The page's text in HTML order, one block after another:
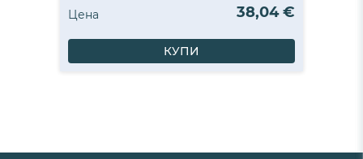
Цена 38,04 €
КУПИ